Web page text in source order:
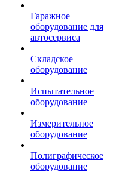
Гаражное
оборудование для
автосервиса
Складское
оборудование
Испытательное
оборудование
Измерительное
оборудование
Полиграфическое
оборудование